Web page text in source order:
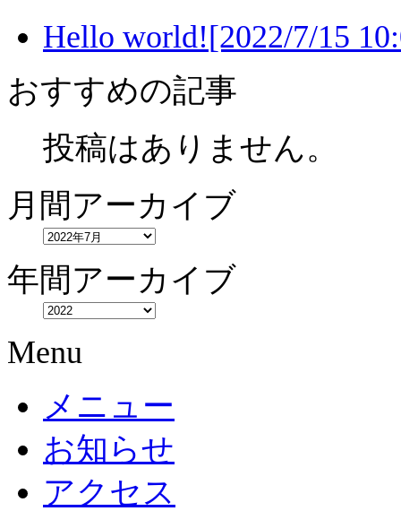
Hello world![2022/7/15
おすすめの記事
投稿はありません。
月間アーカイブ
年間アーカイブ
Menu
メニュー
お知らせ
アクセス